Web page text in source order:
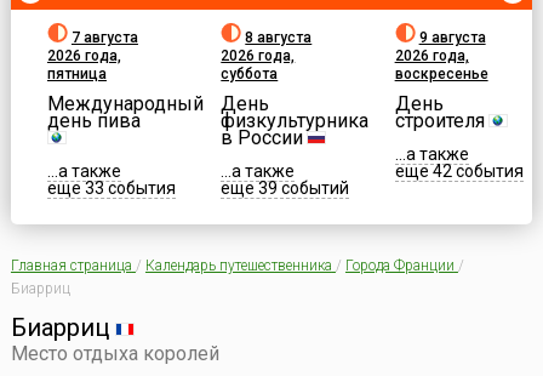
7 августа
2026 года,
пятница
Международный
день пива
...а также
еще 33 события
8 августа
2026 года,
суббота
День
физкультурника
в России
...а также
еще 39 событий
9 августа
2026 года,
воскресенье
День
строителя
...а также
еще 42 события
Главная страница / Календарь путешественника / Города Франции /
Биарриц
Биарриц
Место отдыха королей